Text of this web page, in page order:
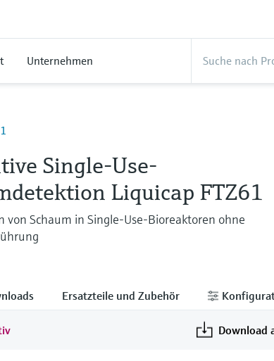
Unternehmen
Single-Use-
Liquicap FTZ61
von Schaum in Single-Use-Bioreaktoren ohne
Ersatzteile und Zubehör
Download